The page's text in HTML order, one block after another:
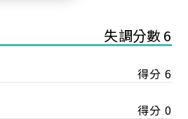
失調分數 6
得分 6
得分 0